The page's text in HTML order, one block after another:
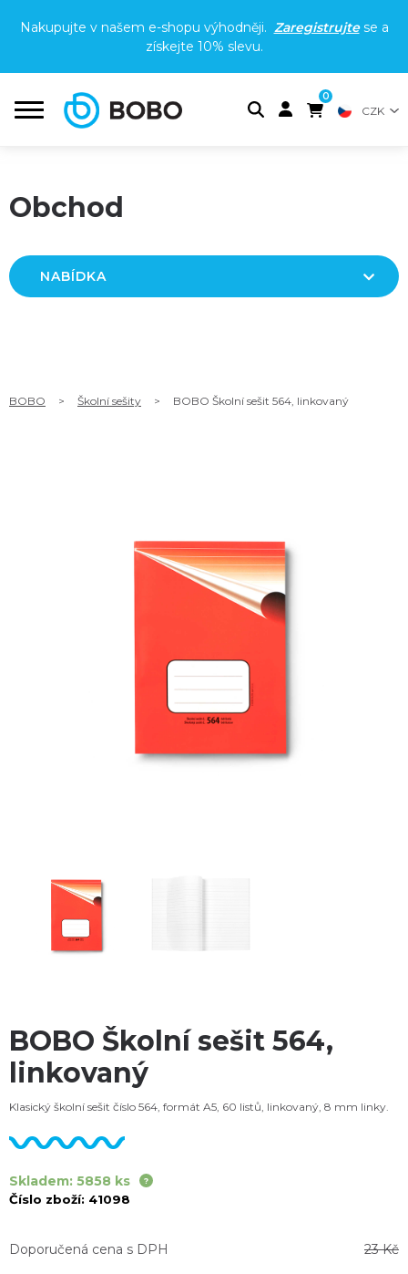
Nakupujte v našem e-shopu výhodněji. Zaregistrujtese a
získejte 10% slevu.
0
CZK
Obchod
NABÍDKA
BOBO > Školní sešity > BOBO Školní sešit 564, linkovaný
BOBO Školní sešit 564,
linkovaný
Klasický školní sešit číslo 564, formát A5, 60 listů, linkovaný, 8 mm linky.
Skladem: 5858 ks
Číslo zboží: 41098
Doporučená cena s DPH 23 Kč